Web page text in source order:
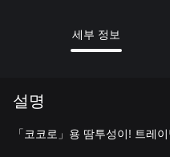
세부 정보
설명
「코코로」용 땀투성이! 트레